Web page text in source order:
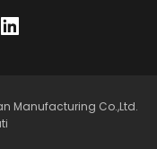
Manufacturing Co.,Ltd.